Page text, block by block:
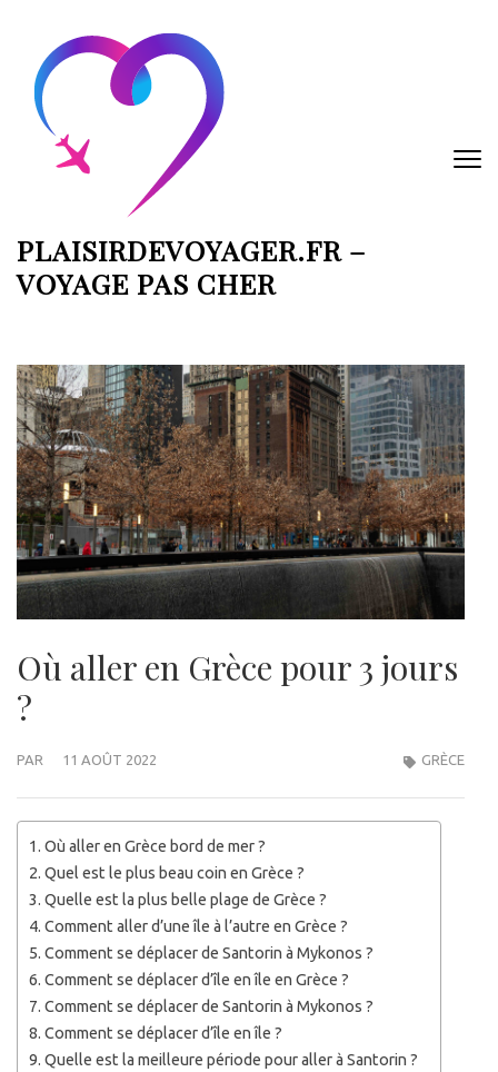
contenu
(Pressez
Entrée)
PLAISIRDEVOYAGER.FR –
VOYAGE PAS CHER
Où aller en Grèce pour 3 jours
?
PAR 11 AOÛT 2022 GRÈCE
Où aller en Grèce bord de mer ?
Quel est le plus beau coin en Grèce ?
Quelle est la plus belle plage de Grèce ?
Comment aller d’une île à l’autre en Grèce ?
Comment se déplacer de Santorin à Mykonos ?
Comment se déplacer d’île en île en Grèce ?
Comment se déplacer de Santorin à Mykonos ?
Comment se déplacer d’île en île ?
Quelle est la meilleure période pour aller à Santorin ?